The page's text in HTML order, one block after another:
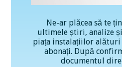
Ne-ar plăcea să te
ultimele știri, analize
piața instalațiilor alături
abonați. După
documentul